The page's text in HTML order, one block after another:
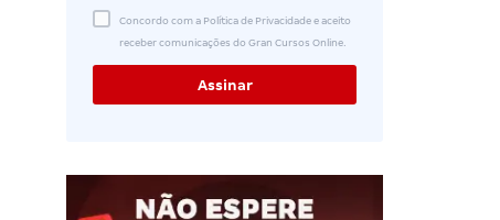
Concordo com a Política de Privacidade e aceito
receber comunicações do Gran Cursos Online.